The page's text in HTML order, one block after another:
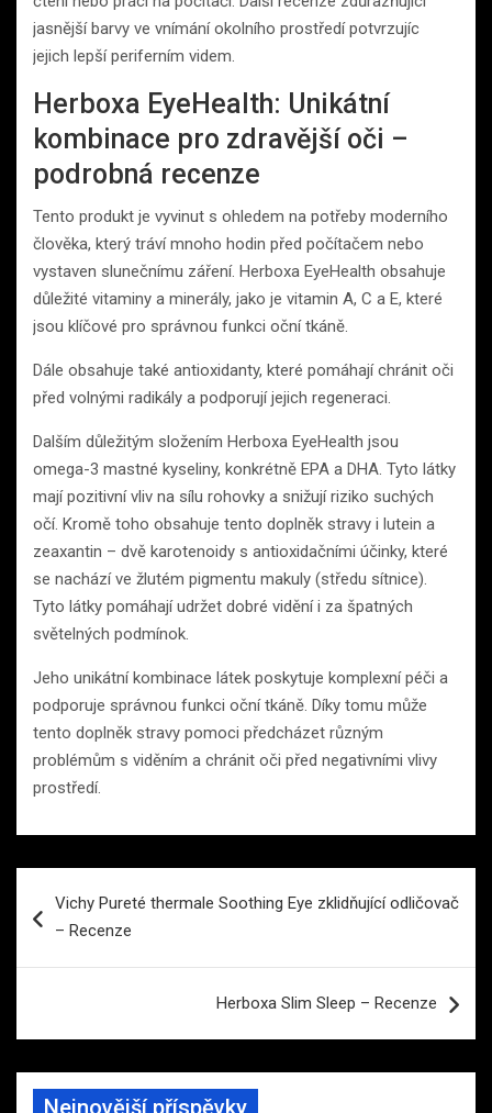
jasnější barvy ve vnímání okolního prostředí potvrzujíc
jejich lepší periferním videm.
Herboxa EyeHealth: Unikátní
kombinace pro zdravější oči –
podrobná recenze
Tento produkt je vyvinut s ohledem na potřeby moderního
člověka, který tráví mnoho hodin před počítačem nebo
vystaven slunečnímu záření. Herboxa EyeHealth obsahuje
důležité vitaminy a minerály, jako je vitamin A, C a E, které
jsou klíčové pro správnou funkci oční tkáně.
Dále obsahuje také antioxidanty, které pomáhají chránit oči
před volnými radikály a podporují jejich regeneraci.
Dalším důležitým složením Herboxa EyeHealth jsou
omega-3 mastné kyseliny, konkrétně EPA a DHA. Tyto látky
mají pozitivní vliv na sílu rohovky a snižují riziko suchých
očí. Kromě toho obsahuje tento doplněk stravy i lutein a
zeaxantin – dvě karotenoidy s antioxidačními účinky, které
se nachází ve žlutém pigmentu makuly (středu sítnice).
Tyto látky pomáhají udržet dobré vidění i za špatných
světelných podmínok.
Jeho unikátní kombinace látek poskytuje komplexní péči a
podporuje správnou funkci oční tkáně. Díky tomu může
tento doplněk stravy pomoci předcházet různým
problémům s viděním a chránit oči před negativními vlivy
prostředí.
pro
Vichy Pureté thermale Soothing Eye zklidňující odličovač
– Recenze
Herboxa Slim Sleep – Recenze
Nejnovější příspěvky